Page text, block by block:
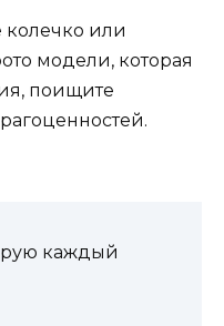
колечко или
модели, которая
поищите
каждый